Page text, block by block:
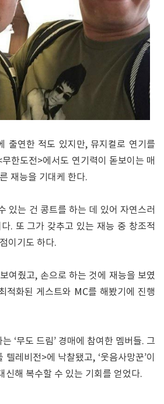
출연한 적도 있지만, 뮤지컬로 연기를
한도전>에서도 연기력이 돋보이는 매
재능을 기대케 한다.
있는 건 콩트를 하는 데 있어 자연스러
. 또 그가 갖추고 있는 재능 중 창조적
이기도 하다.
여줬고, 손으로 하는 것에 재능을 보였
적화된 게스트와 MC를 해봤기에 진행
‘무도 드림’ 경매에 참여한 멤버들. 그
레비전>에 낙찰됐고, ‘웃음사망꾼’이
신해 복수할 수 있는 기회를 얻었다.